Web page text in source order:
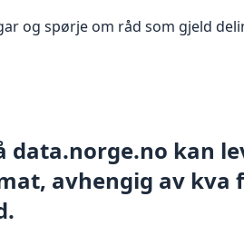
og spørje om råd som gjeld
data.norge.no kan
avhengig av kva